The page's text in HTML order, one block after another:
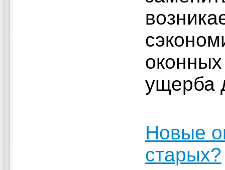
оконных
ущерба
Новые
старых?